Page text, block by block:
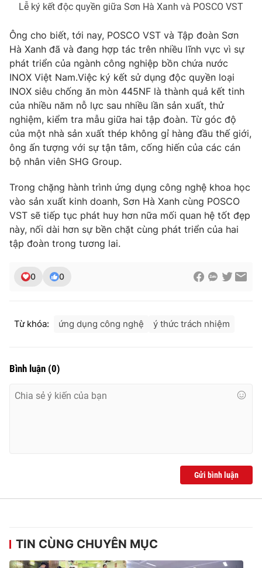
Lễ ký kết độc quyền giữa Sơn Hà Xanh và POSCO VST
Ông cho biết, tới nay, POSCO VST và Tập đoàn Sơn
Hà Xanh đã và đang hợp tác trên nhiều lĩnh vực vì sự
phát triển của ngành công nghiệp bồn chứa nước
INOX Việt Nam.Việc ký kết sử dụng độc quyền loại
INOX siêu chống ăn mòn 445NF là thành quả kết tinh
của nhiều năm nỗ lực sau nhiều lần sản xuất, thử
nghiệm, kiểm tra mẫu giữa hai tập đoàn. Từ góc độ
của một nhà sản xuất thép không gỉ hàng đầu thế giới,
ông ấn tượng với sự tận tâm, cống hiến của các cán
bộ nhân viên SHG Group.
Trong chặng hành trình ứng dụng công nghệ khoa học
vào sản xuất kinh doanh, Sơn Hà Xanh cùng POSCO
VST sẽ tiếp tục phát huy hơn nữa mối quan hệ tốt đẹp
này, nối dài hơn sự bền chặt cùng phát triển của hai
tập đoàn trong tương lai.
0 0
Từ khóa: ứng dụng công nghệ ý thức trách nhiệm
Bình luận (0)
Gửi bình luận
TIN CÙNG CHUYÊN MỤC